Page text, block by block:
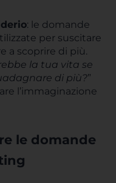
: le domande
per suscitare
a scoprire di più.
la tua vita se
di più?”
l’immaginazione
le domande